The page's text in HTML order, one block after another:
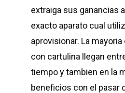
extraiga sus ganancias
exacto aparato cual
aprovisionar. La
con cartulina llegan
tiempo y tambien en la
beneficios con el pasar